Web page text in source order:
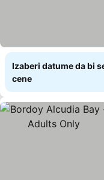
Izaberi datume da bi
cene